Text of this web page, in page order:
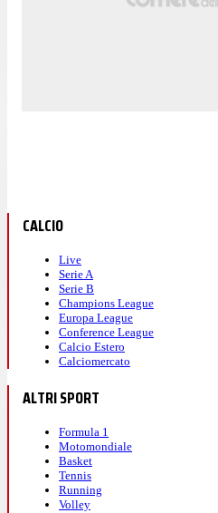
CALCIO
Live
Serie A
Serie B
Champions League
Europa League
Conference League
Calcio Estero
Calciomercato
ALTRI SPORT
Formula 1
Motomondiale
Basket
Tennis
Running
Volley